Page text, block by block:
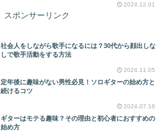
2024.12.01
スポンサーリンク
社会人をしながら歌手になるには？30代から顔出しな
しで歌手活動をする方法
2024.11.05
定年後に趣味がない男性必見！ソロギターの始め方と
続けるコツ
2024.07.16
ギターはモテる趣味？その理由と初心者におすすめの
始め方